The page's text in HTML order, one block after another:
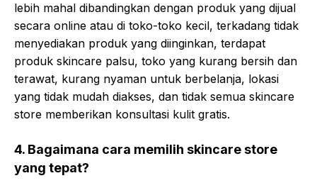
lebih mahal dibandingkan dengan produk yang dijual
secara online atau di toko-toko kecil, terkadang tidak
menyediakan produk yang diinginkan, terdapat
produk skincare palsu, toko yang kurang bersih dan
terawat, kurang nyaman untuk berbelanja, lokasi
yang tidak mudah diakses, dan tidak semua skincare
store memberikan konsultasi kulit gratis.
4. Bagaimana cara memilih skincare store
yang tepat?